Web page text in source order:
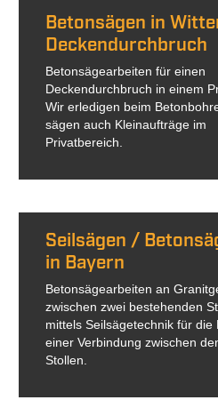
Betonsägen in
Deckendurchbruch
Betonsägearbeiten für einen
Deckendurchbruch in einem
Wir erledigen beim
sägen auch Kleinaufträge im
Privatbereich.
Seilsägen /
in Bayern
Betonsägearbeiten an
zwischen zwei bestehenden
mittels Seilsägetechnik für die
einer Verbindung zwischen
Stollen.